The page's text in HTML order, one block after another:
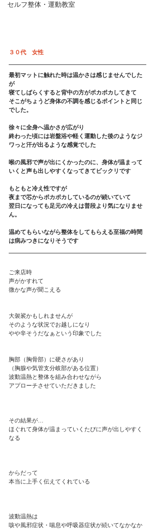
セルフ整体・運動教室
３０代　女性
最初マットに触れた時は温かさは感じませんでした
が
寝てしばらくすると背中の方がポカポカしてきて
そこがちょうど身体の不調を感じるポイントと同じ
でした。
徐々に全身へ温かさが広がり
終わった頃には岩盤浴や軽く運動した後のようなジ
ワっと汗が出るような感覚でした
喉の風邪で声が出にくかったのに、身体が温まって
いくと声も出しやすくなってきてビックリです
もともと冷え性ですが
夜まで芯からポカポカしているのが続いていて
翌日になっても足元の冷えは普段より気になりませ
ん。
温めてもらいながら整体をしてもらえる至福の時間
は病みつきになりそうです
ご来店時
声がかすれて
微かな声が聞こえる
大袈裟かもしれませんが
そのような状況でお越しになり
やや辛そうだなぁという印象でした
胸部（胸骨部）に硬さがあり
（胸腺や気管支分岐部がある位置）
波動温熱と整体を組み合わせながら
アプローチさせていただきました
その結果が…
ほぐれて身体が温まっていくたびに声が出しやすく
なる
からだって
本当に上手く伝えてくれている
波動温熱は
咳や風邪症状・喘息や呼吸器症状が続いてなかなか